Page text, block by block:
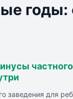
годы:
частного
заведения для